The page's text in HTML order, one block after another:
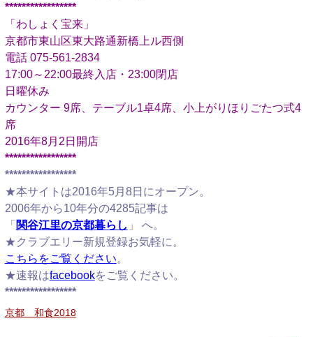
*****************
「わしょく宝来」
京都市東山区東大路通新橋上ル西側
電話 075-561-2834
17:00～22:00最終入店・23:00閉店
日曜休み
カウンター 9席、テーブル1卓4席、小上がりほりごたつ式4
席
2016年8月2日開店
*****************
*****************
★本サイトは2016年5月8日にオープン。
2006年から10年分の4285記事は
「 関谷江里の京都暮らし 」 へ。
★クラブエリー新規登録お気軽に。
こちらをご覧ください。
★速報はfacebookをご覧ください。
*****************
京都 和食2018